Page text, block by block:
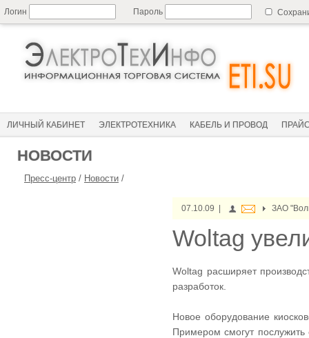
Логин Пароль
ЛИЧНЫЙ КАБИНЕТ ЭЛЕКТРОТЕХНИКА КАБЕЛЬ И ПРОВОД
НОВОСТИ
Пресс-центр / Новости /
07.10.09 | ЗАО
Woltag
Woltag расширяет
разработок.
Новое оборудование
Примером смогут